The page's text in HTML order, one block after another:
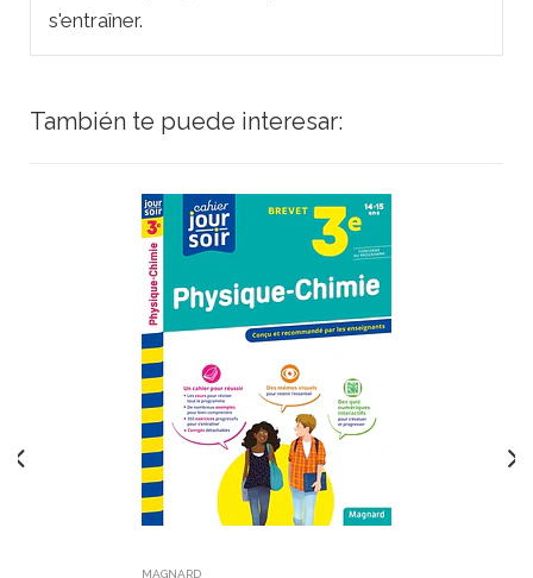
s'entraîner.
También te puede interesar:
MAGNARD